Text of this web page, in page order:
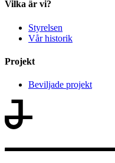
Vilka är vi?
Styrelsen
Vår historik
Projekt
Beviljade projekt